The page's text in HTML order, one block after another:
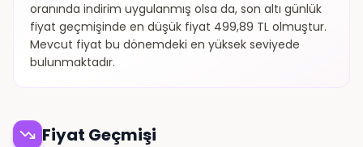
oranında indirim uygulanmış olsa da, son altı günlük
fiyat geçmişinde en düşük fiyat 499,89 TL olmuştur.
Mevcut fiyat bu dönemdeki en yüksek seviyede
bulunmaktadır.
Fiyat Geçmişi